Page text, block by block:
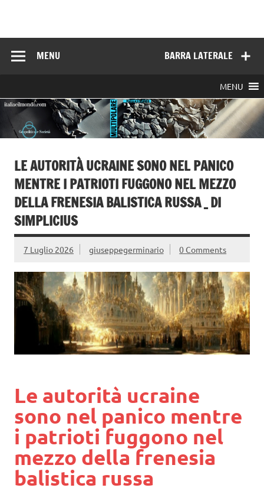
BARRA LATERALE
MENU
MENU
LE AUTORITÀ UCRAINE SONO NEL PANICO
MENTRE I PATRIOTI FUGGONO NEL MEZZO
DELLA FRENESIA BALISTICA RUSSA _ DI
SIMPLICIUS
7 Luglio 2026 giuseppegerminario 0 Comments
Le autorità ucraine
sono nel panico mentre
i patrioti fuggono nel
mezzo della frenesia
balistica russa